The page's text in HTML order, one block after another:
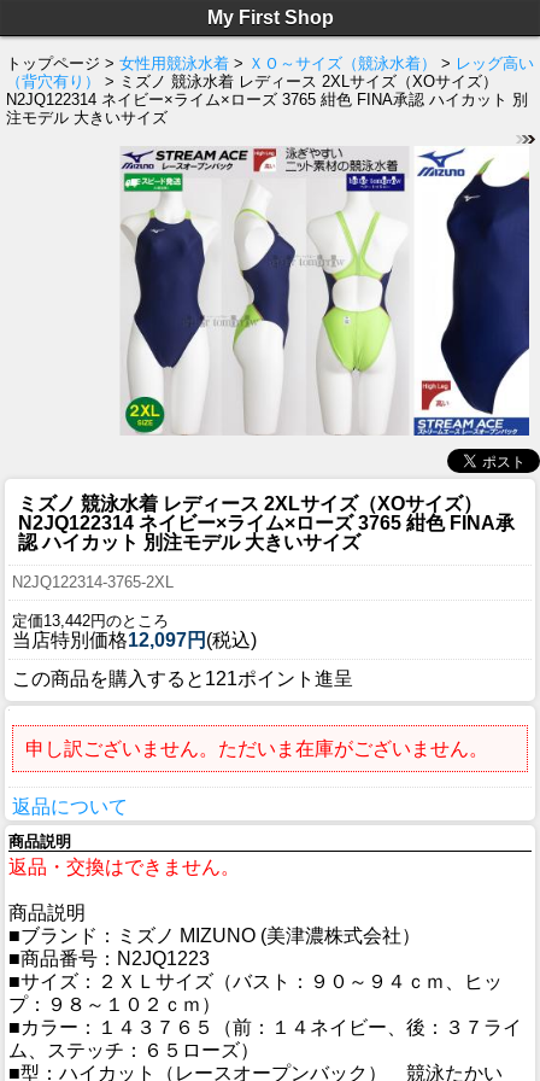
My First Shop
トップページ > 女性用競泳水着 > ＸＯ～サイズ（競泳水着） > レッグ高い
（背穴有り）
> ミズノ 競泳水着 レディース 2XLサイズ（XOサイズ）
N2JQ122314 ネイビー×ライム×ローズ 3765 紺色 FINA承認 ハイカット 別
注モデル 大きいサイズ
ミズノ 競泳水着 レディース 2XLサイズ（XOサイズ）
N2JQ122314 ネイビー×ライム×ローズ 3765 紺色 FINA承
認 ハイカット 別注モデル 大きいサイズ
N2JQ122314-3765-2XL
定価13,442円のところ
当店特別価格12,097円 (税込)
この商品を購入すると121ポイント進呈
申し訳ございません。ただいま在庫がございません。
返品について
商品説明
返品・交換はできません。
商品説明
■ブランド：ミズノ MIZUNO (美津濃株式会社）
■商品番号：N2JQ1223
■サイズ：２ＸＬサイズ（バスト：９０～９４ｃｍ、ヒッ
プ：９８～１０２ｃｍ）
■カラー：１４３７６５（前：１４ネイビー、後：３７ライ
ム、ステッチ：６５ローズ）
■型：ハイカット（レースオープンバック） 競泳たかい